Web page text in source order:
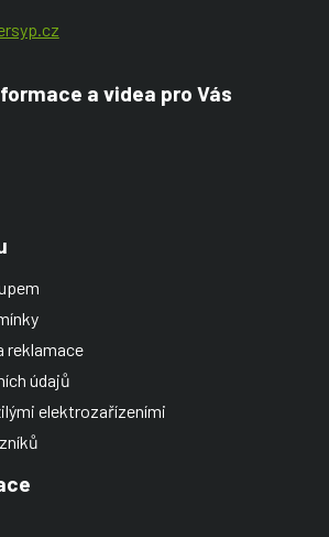
a videa pro Vás
reklamace
údajů
elektrozařízeními